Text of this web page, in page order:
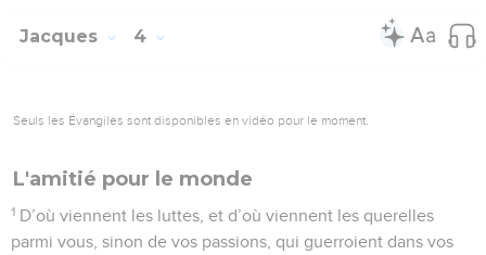
Jacques 5
Seuls les Évangiles sont disponibles en vidéo pour le moment.
Avertissement aux riches
1 A vous maintenant, les riches ! Pleurez à grands cris à
cause des malheurs qui viendront sur vous !